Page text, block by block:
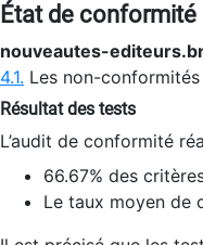
État de conformité
nouveautes-
4.1. Les non-
Résultat des tests
L’audit de conformité
66.67% des
Le taux moyen de